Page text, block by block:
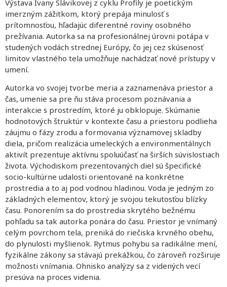
Výstava Ivany Slávikovej z cyklu Profily je poetickým
imerzným zážitkom, ktorý prepája minulosť s
prítomnosťou, hľadajúc diferentné roviny osobného
prežívania. Autorka sa na profesionálnej úrovni potápa v
studených vodách strednej Európy, čo jej cez skúsenosť
limitov vlastného tela umožňuje nachádzať nové prístupy v
umení.
Autorka vo svojej tvorbe meria a zaznamenáva priestor a
čas, umenie sa pre ňu stáva procesom poznávania a
interakcie s prostredím, ktoré ju obklopuje. Skúmanie
hodnotových štruktúr v kontexte času a priestoru podlieha
záujmu o fázy zrodu a formovania významovej skladby
diela, pričom realizácia umeleckých a environmentálnych
aktivít prezentuje aktívnu spoluúčasť na širších súvislostiach
života. Východiskom prezentovaných diel sú špecifické
socio-kultúrne udalosti orientované na konkrétne
prostredia a to aj pod vodnou hladinou. Voda je jedným zo
základných elementov, ktorý je svojou tekutosťou blízky
času. Ponorením sa do prostredia skrytého bežnému
pohľadu sa tak autorka ponára do času. Priestor je vnímaný
celým povrchom tela, preniká do riečiska krvného obehu,
do plynulosti myšlienok. Rytmus pohybu sa radikálne mení,
fyzikálne zákony sa stávajú prekážkou, čo zároveň rozširuje
možnosti vnímania. Ohnisko analýzy sa z videných vecí
presúva na proces videnia.